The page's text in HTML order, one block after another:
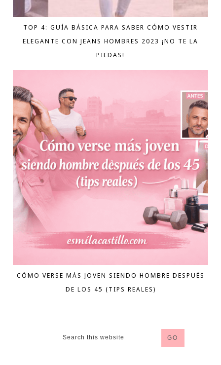
TOP 4: GUÍA BÁSICA PARA SABER CÓMO VESTIR
ELEGANTE CON JEANS HOMBRES 2023 ¡NO TE LA
PIEDAS!
CÓMO VERSE MÁS JOVEN SIENDO HOMBRE DESPUÉS
DE LOS 45 (TIPS REALES)